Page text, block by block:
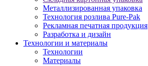
Металлизированная упаковка
Технология розлива Pure-Pak
Рекламная печатная продукция
Разработка и дизайн
Технологии и материалы
Технологии
Материалы